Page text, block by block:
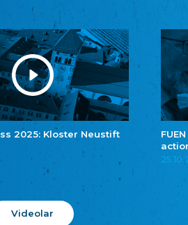
2025: Kloster Neustift
Videolar